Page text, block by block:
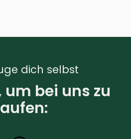
dich selbst
um bei uns zu